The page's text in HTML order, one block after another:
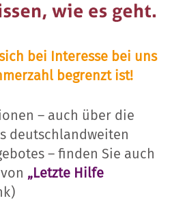
bei Interesse bei uns
begrenzt ist!
– auch über die
deutschlandweiten
– finden Sie auch
„Letzte Hilfe